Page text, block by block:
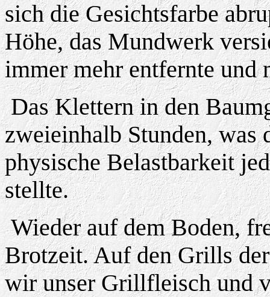
sich die Gesichtsfarbe
Höhe, das Mundwerk
immer mehr entfernte und
Das Klettern in den
zweieinhalb Stunden, was
physische Belastbarkeit
stellte.
Wieder auf dem Boden,
Brotzeit. Auf den Grills
wir unser Grillfleisch und